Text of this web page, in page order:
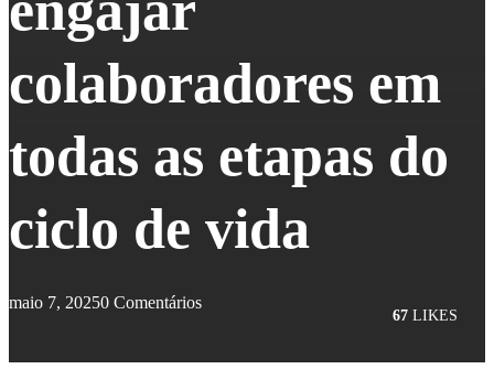
colaboradores em
todas as etapas do
ciclo de vida
maio 7, 20250 Comentários
67 LIKES